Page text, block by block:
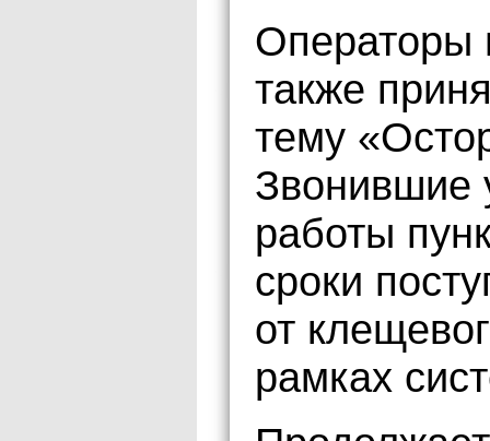
Операторы
также
тему
Звонившие
работы
сроки
от
рамках